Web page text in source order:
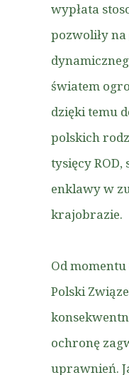
wypłata
pozwoliły
światem
dzięki temu
polskich
tysięcy
enklawy w
krajobrazie.
Od
Polski
ochronę
uprawnień.